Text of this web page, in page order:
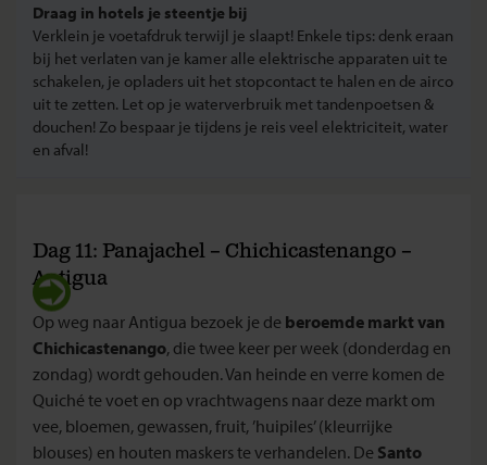
Draag in hotels je steentje bij
Verklein je voetafdruk terwijl je slaapt! Enkele tips: denk eraan
bij het verlaten van je kamer alle elektrische apparaten uit te
schakelen, je opladers uit het stopcontact te halen en de airco
uit te zetten. Let op je waterverbruik met tandenpoetsen &
douchen! Zo bespaar je tijdens je reis veel elektriciteit, water
en afval!
Dag 11: Panajachel – Chichicastenango –
Antigua
Op weg naar Antigua bezoek je de beroemde markt van
Chichicastenango, die twee keer per week (donderdag en
zondag) wordt gehouden. Van heinde en verre komen de
Quiché te voet en op vrachtwagens naar deze markt om
vee, bloemen, gewassen, fruit, ’huipiles’ (kleurrijke
blouses) en houten maskers te verhandelen. De Santo